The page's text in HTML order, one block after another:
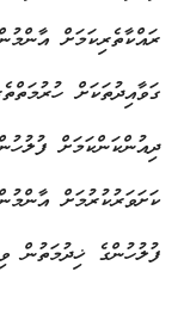
ރައްކާތެރިކަމަށް
ގަވާއިދުތަކަށް
ދިއުންކަންކަމަށް
ކަށަވަރުކުރުމަށް
ފުލުހުންގެ ޚިދުމަތުން